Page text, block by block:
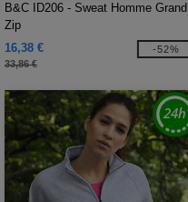
B&C ID206 - Sweat Homme Grand
Zip
16,38 €
33,86 €
-52%